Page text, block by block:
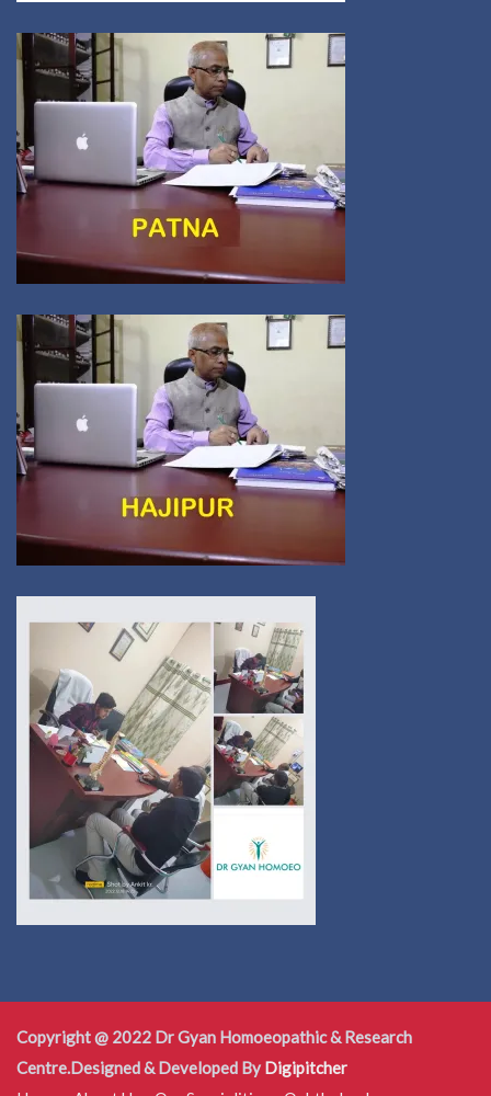
Copyright @ 2022 Dr Gyan Homoeopathic & Research
Centre.Designed & Developed By Digipitcher